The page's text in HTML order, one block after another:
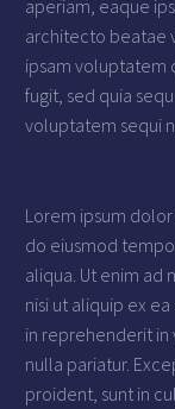
aperiam, eaque
architecto beatae
ipsam voluptatem
fugit, sed quia
voluptatem sequi
Lorem ipsum
do eiusmod
aliqua. Ut enim ad
nisi ut aliquip ex
in reprehenderit
nulla pariatur.
proident, sunt in